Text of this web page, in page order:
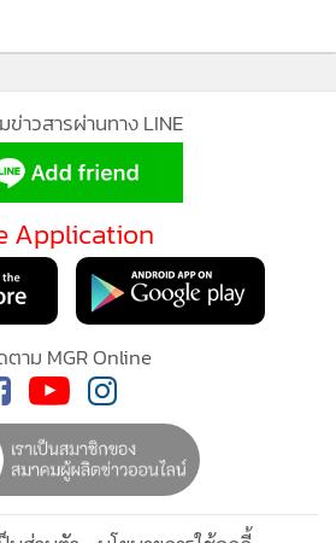
Medical Innovation Hub –
2026 เป็นอีกหนึ่งกลไกสำคัญใน
ลากรทางการแพทย์ นักวิจัย วิศวกร
ะกอบการ นวัตกร และพันธมิตรย่าน
ระเทศ ให้เกิดการแลกเปลี่ยนองค์
ตกรรมสู่การใช้งานจริงในระบบ
นได้มาพบกัน ทำงานร่วมกัน และเรียน
ดนวัตกรรมที่ตอบโจทย์ประเทศได้เร็ว
งเวทีของการรับฟังองค์ความรู้ แต่เป็น
าวสารผ่านทาง LINE
Application
าม MGR Online